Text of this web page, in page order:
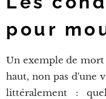
pour
Un exemple de mort
haut, non pas d'une
littéralement :